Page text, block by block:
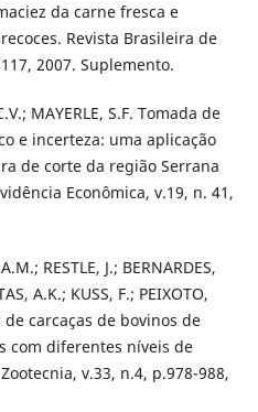
da carne fresca e
Revista Brasileira de
2007. Suplemento.
MAYERLE, S.F. Tomada de
e incerteza: uma aplicação
de corte da região Serrana
Econômica, v.19, n. 41,
RESTLE, J.; BERNARDES,
A.K.; KUSS, F.; PEIXOTO,
carcaças de bovinos de
com diferentes níveis de
v.33, n.4, p.978-988,